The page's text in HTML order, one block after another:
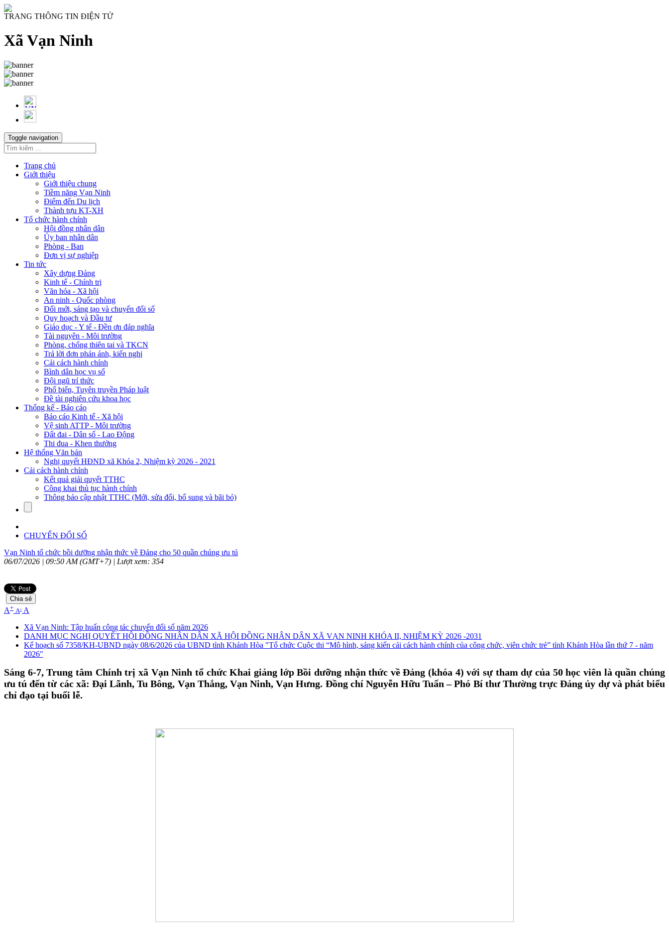
TRANG THÔNG TIN ĐIỆN TỬ
Xã Vạn Ninh
Toggle navigation
Trang chủ
Giới thiệu
Giới thiệu chung
Tiềm năng Vạn Ninh
Điểm đến Du lịch
Thành tựu KT-XH
Tổ chức hành chính
Hội đồng nhân dân
Ủy ban nhân dân
Phòng - Ban
Đơn vị sự nghiệp
Tin tức
Xây dựng Đảng
Kinh tế - Chính trị
Văn hóa - Xã hội
An ninh - Quốc phòng
Đổi mới, sáng tạo và chuyển đổi số
Quy hoạch và Đầu tư
Giáo dục - Y tế - Đền ơn đáp nghĩa
Tài nguyên - Môi trường
Phòng, chống thiên tai và TKCN
Trả lời đơn phản ánh, kiến nghị
Cải cách hành chính
Bình dân học vụ số
Đội ngũ trí thức
Phổ biến, Tuyên truyền Pháp luật
Đề tài nghiên cứu khoa học
Thống kế - Báo cáo
Báo cáo Kinh tế - Xã hội
Vệ sinh ATTP - Môi trường
Đất đai - Dân số - Lao Động
Thi đua - Khen thưởng
Hệ thống Văn bản
Nghị quyết HĐND xã Khóa 2, Nhiệm kỳ 2026 - 2021
Cải cách hành chính
Kết quả giải quyết TTHC
Công khai thủ tục hành chính
Thông báo cập nhật TTHC (Mới, sửa đổi, bổ sung và bãi bỏ)
CHUYỂN ĐỔI SỐ
Vạn Ninh tổ chức bồi dưỡng nhận thức về Đảng cho 50 quần chúng ưu tú
06/07/2026 | 09:50 AM (GMT+7) | Lượt xem: 354
Chia sẻ
A+ A- A
Xã Vạn Ninh: Tập huấn công tác chuyển đổi số năm 2026
DANH MỤC NGHỊ QUYẾT HỘI ĐỒNG NHÂN DÂN XÃ HỘI ĐỒNG NHÂN DÂN XÃ VẠN NINH KHÓA II, NHIỆM KỲ 2026 -2031
Kế hoạch số 7358/KH-UBND ngày 08/6/2026 của UBND tỉnh Khánh Hòa "Tổ chức Cuộc thi “Mô hình, sáng kiến cải cách hành chính của công chức, viên chức trẻ” tỉnh Khánh Hòa lần thứ 7 - năm
2026"
Sáng 6-7, Trung tâm Chính trị xã Vạn Ninh tổ chức Khai giảng lớp Bồi dưỡng nhận thức về Đảng (khóa 4) với sự tham dự của 50 học viên là quần chúng
ưu tú đến từ các xã: Đại Lãnh, Tu Bông, Vạn Thắng, Vạn Ninh, Vạn Hưng. Đồng chí Nguyễn Hữu Tuấn – Phó Bí thư Thường trực Đảng ủy dự và phát biểu
chỉ đạo tại buổi lễ.